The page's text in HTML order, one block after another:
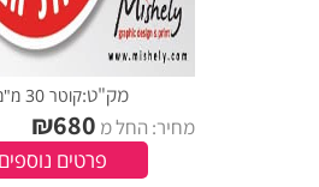
מק"ט:קוטר 30 מ"מ
מחיר: החל מ ₪680
פרטים נוספים